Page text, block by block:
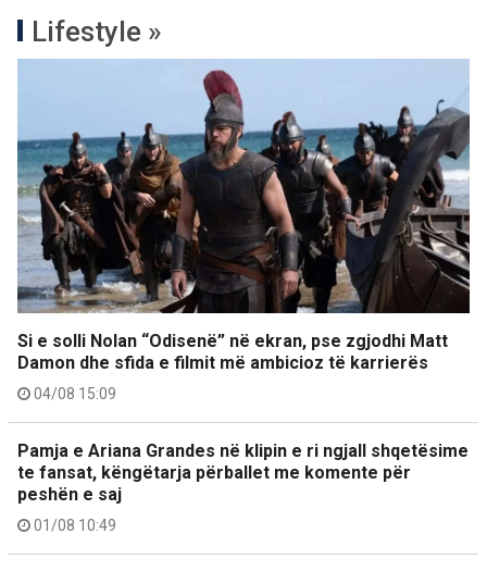
Lifestyle »
Si e solli Nolan “Odisenë” në ekran, pse zgjodhi Matt
Damon dhe sfida e filmit më ambicioz të karrierës
04/08 15:09
Pamja e Ariana Grandes në klipin e ri ngjall shqetësime
te fansat, këngëtarja përballet me komente për
peshën e saj
01/08 10:49